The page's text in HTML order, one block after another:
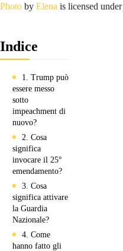
Photo by Elena is licensed under
Indice
1. Trump può
essere messo
sotto
impeachment di
nuovo?
2. Cosa
significa
invocare il 25°
emendamento?
3. Cosa
significa attivare
la Guardia
Nazionale?
4. Come
hanno fatto gli